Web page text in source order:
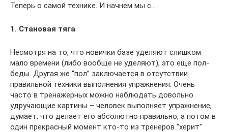
Теперь о самой технике. И начнем мы с…
1. Становая тяга
Несмотря на то, что новички базе уделяют слишком
мало времени (либо вообще не уделяют), это еще пол-
беды. Другая же “пол” заключается в отсутствии
правильной техники выполнения упражнения. Очень
часто в тренажерных можно наблюдать довольно
удручающие картины – человек выполняет упражнение,
думает, что делает его абсолютно правильно, а потом в
один прекрасный момент кто-то из тренеров “херит”